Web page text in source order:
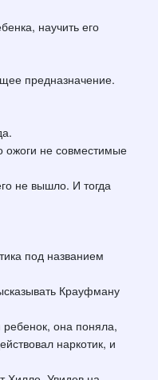
научить его
предназначение.
ожоги не совместимые
не вышло. И тогда
под названием
Крауфману
ребенок, она поняла,
наркотик, и